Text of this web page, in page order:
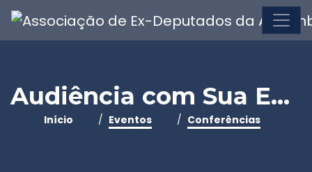
Audiência com Sua Excelência o Senhor Presidente da República Aníbal Cavaco Silva
Início Eventos Conferências